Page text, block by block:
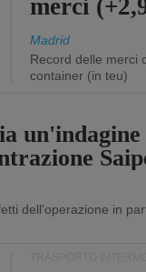
merci
Madrid
Record delle merci
container (in teu)
un'indagine
dell'operazione in